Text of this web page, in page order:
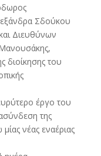
Σδούκου
Διευθύνων
διοίκησης του
έργο του
της
νέας εναέριας